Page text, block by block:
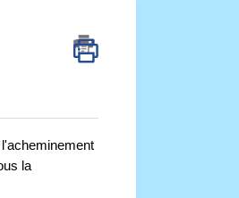
la